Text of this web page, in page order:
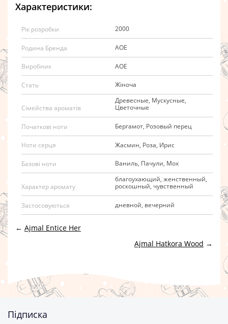
Характеристики:
Рік розробки 2000
Родина Бренда АОЕ
Виробник АОЕ
Стать Жіноча
Сімейства ароматів
Древесные, Мускусные,
Цветочные
Початкові ноти Бергамот, Розовый перец
Ноти серця Жасмин, Роза, Ирис
Базові ноти Ваниль, Пачули, Мох
Характер аромату
благоухающий, женственный,
роскошный, чувственный
Застосовуються дневной, вечерний
← Ajmal Entice Her
Ajmal Hatkora Wood →
Підписка